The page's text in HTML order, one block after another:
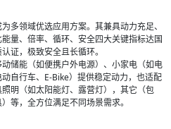
多领域优选应用方案。其兼具动力充足、
量、倍率、循环、安全四大关键指标达国
证，极致安全且长循环。
储能（如便携户外电源）、小家电（如电
自行车、E-Bike）提供稳定动力，也适配
明（如太阳能灯、露营灯），其它（包
等，全方位满足不同场景需求。